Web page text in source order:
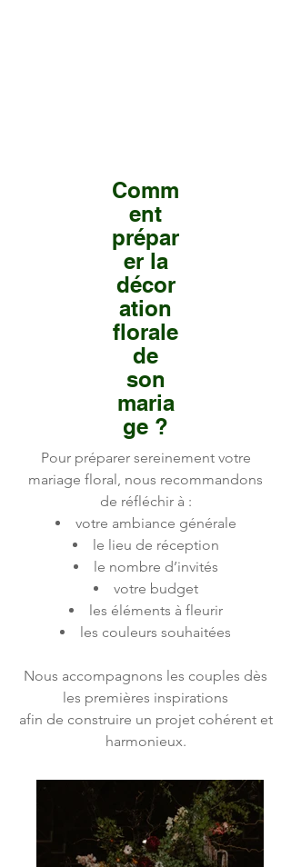
Comm
ent
prépar
er la
décor
ation
florale
de
son
maria
ge ?
Pour préparer sereinement votre
mariage floral, nous recommandons
de réfléchir à :
votre ambiance générale
le lieu de réception
le nombre d’invités
votre budget
les éléments à fleurir
les couleurs souhaitées
Nous accompagnons les couples dès
les premières inspirations
afin de construire un projet cohérent et
harmonieux.